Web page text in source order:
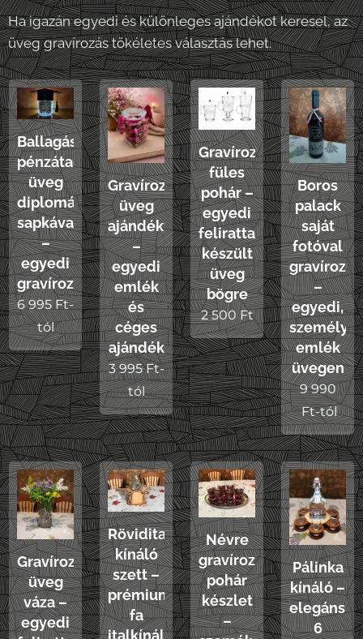
Ha igazán egyedi és különleges ajándékot keresel, az
üveg gravírozás tökéletes választás lehet.
Ballagási
pénzátadó
üveg
diplomás
sapkával
–
egyedi
gravírozással
6 995Ft-
tól
Gravírozott
üveg
ajándéktégely
–
egyedi
emlék
és
céges
ajándék
3 995Ft-
tól
Gravírozott
füles
pohár –
egyedi
felirattal
készült
üveg
bögre
2 500Ft
Boros
palack
saját
fotóval
gravírozva
–
egyedi,
emlék
üvegen
9 990
Ft-tól
Gravírozott
üveg
váza –
egyedi
Rövidital
kínáló
szett –
prémium
fa
italkínáló
Névre
gravírozott
pohár
készlet
–
Pálinka
kínáló –
elegáns,
6